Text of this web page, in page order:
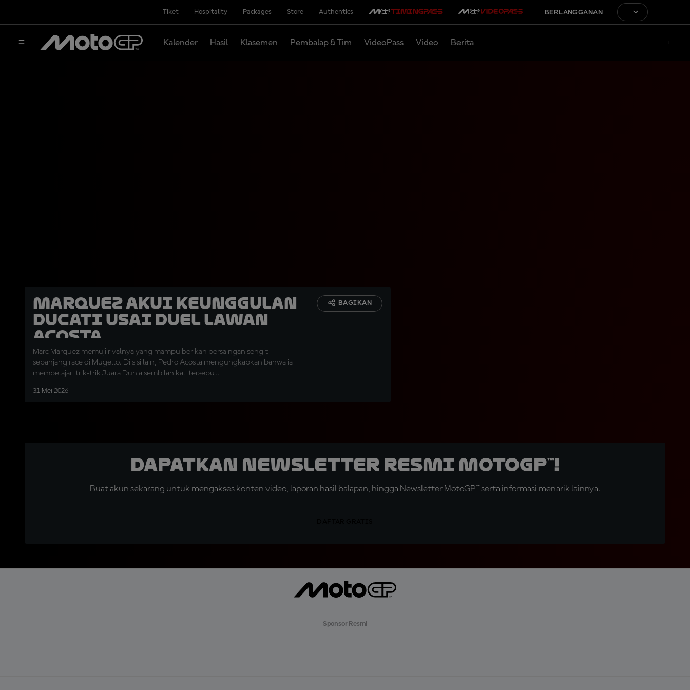
Tiket Hospitality Packages Store Authentics BERLANGGANAN
Kalender Hasil Klasemen Pembalap & Tim VideoPass Video Berita
Marquez Akui Keunggulan
Ducati Usai Duel Lawan
Acosta
Marc Marquez memuji rivalnya yang mampu berikan persaingan sengit
sepanjang race di Mugello. Di sisi lain, Pedro Acosta mengungkapkan bahwa ia
mempelajari trik-trik Juara Dunia sembilan kali tersebut.
31 Mei 2026
BAGIKAN
Dapatkan Newsletter Resmi MotoGP™!
Buat akun sekarang untuk mengakses konten video, laporan hasil balapan, hingga Newsletter MotoGP™ serta informasi menarik lainnya.
Sponsor Resmi